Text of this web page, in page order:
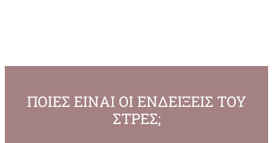
ΠΟΙΕΣ ΕΙΝΑΙ ΟΙ ΕΝΔΕΙΞΕΙΣ ΤΟΥ
ΣΤΡΕΣ;